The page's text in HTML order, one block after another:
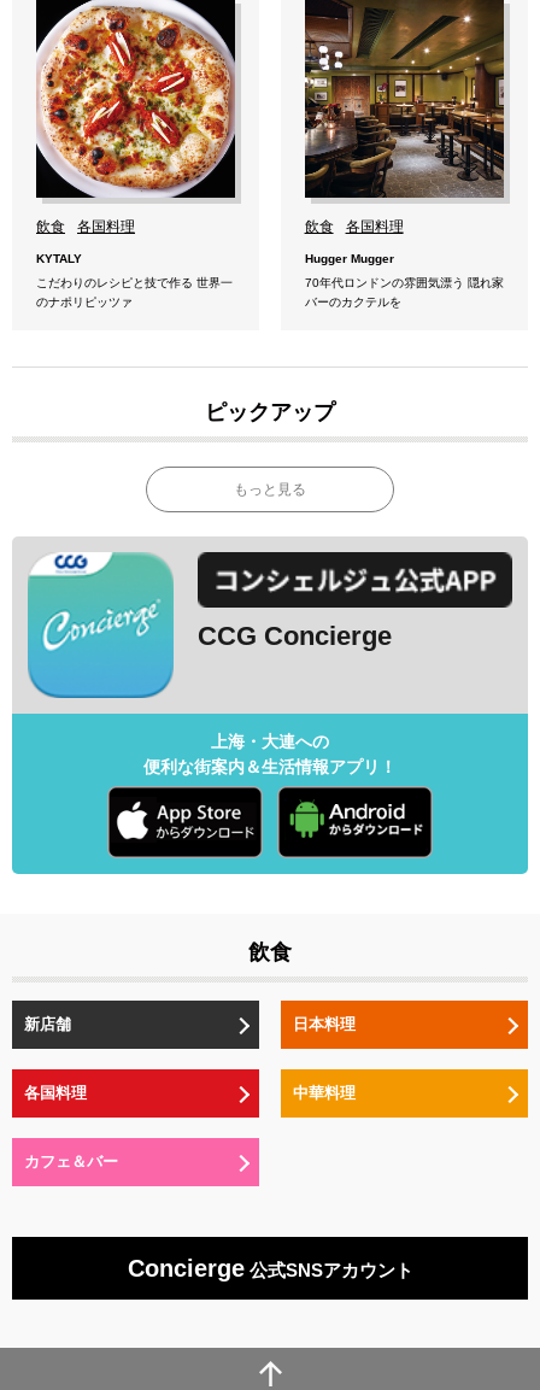
飲食 各国料理
KYTALY
こだわりのレシピと技で作る 世界一
のナポリピッツァ
飲食 各国料理
Hugger Mugger
70年代ロンドンの雰囲気漂う 隠れ家
バーのカクテルを
ピックアップ
もっと見る
CCG Concierge
上海・大連への
便利な街案内＆生活情報アプリ！
飲食
新店舗 日本料理
各国料理 中華料理
カフェ＆バー
Concierge公式SNSアカウント